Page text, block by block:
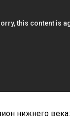
нижнего века: